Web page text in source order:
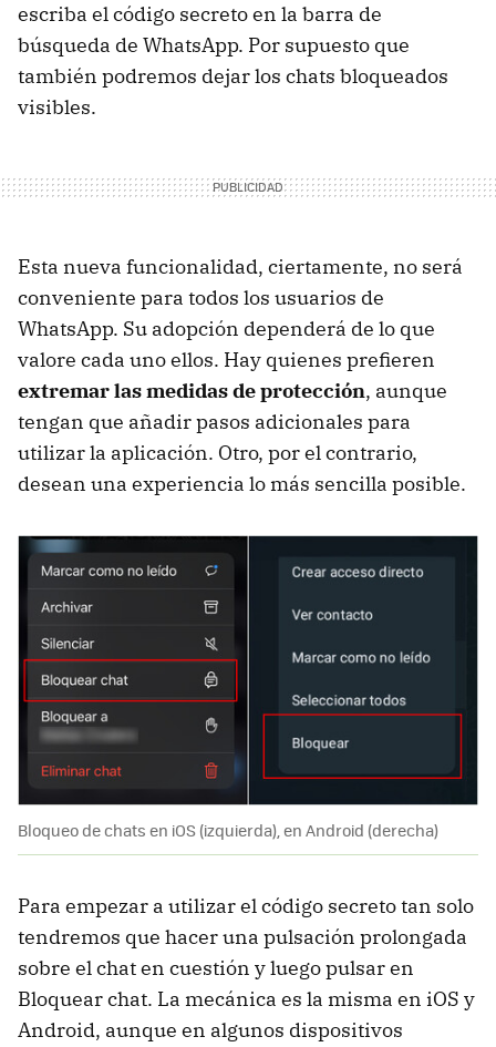
escriba el código secreto en la barra de
búsqueda de WhatsApp. Por supuesto que
también podremos dejar los chats bloqueados
visibles.
Esta nueva funcionalidad, ciertamente, no será
conveniente para todos los usuarios de
WhatsApp. Su adopción dependerá de lo que
valore cada uno ellos. Hay quienes prefieren
extremar las medidas de protección, aunque
tengan que añadir pasos adicionales para
utilizar la aplicación. Otro, por el contrario,
desean una experiencia lo más sencilla posible.
Bloqueo de chats en iOS (izquierda), en Android (derecha)
Para empezar a utilizar el código secreto tan solo
tendremos que hacer una pulsación prolongada
sobre el chat en cuestión y luego pulsar en
Bloquear chat. La mecánica es la misma en iOS y
Android, aunque en algunos dispositivos